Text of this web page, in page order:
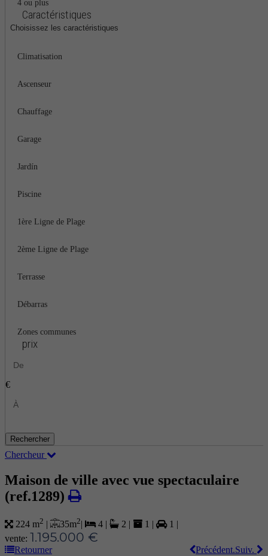
4 ou plus
Caractéristiques
Choisissez les caractéristiques
Climatisation
Ascenseur
Chauffage
Garage
Jardín
Piscine
1ère Ligne de Plage
2ème Ligne de Plage
Terrasse
Débarras
Zones communes
prix
€
Rechercher
Chercheur
Maison de ville avec vue spectaculaire
(ref.1289)
224 m2 | 35 m2| 4 | 2 | 1 | 1 |
vente: 1.195.000 €
Retourner Suiv.
Précédent.